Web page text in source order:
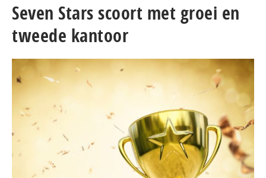
Seven Stars scoort met groei en
tweede kantoor